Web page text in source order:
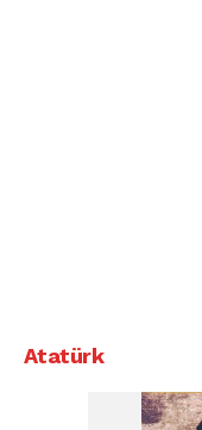
Atatürk